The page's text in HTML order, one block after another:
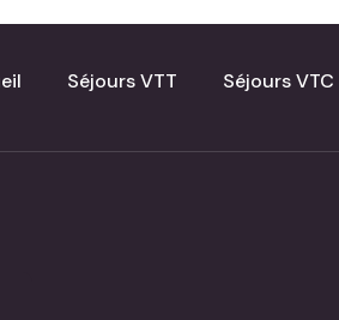
Séjours VTT Séjours VTC